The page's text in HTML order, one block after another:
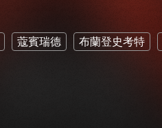
蔻賓瑞德 布蘭登史考特